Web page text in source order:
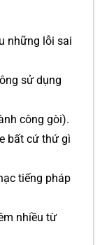
những lỗi sai
sử dụng
công gòi).
bất cứ thứ gì
tiếng pháp
nhiều từ